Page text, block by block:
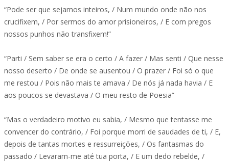
“Pode ser que sejamos inteiros, / Num mundo onde não nos
crucifixem, / Por sermos do amor prisioneiros, / E com pregos
nossos punhos não transfixem!”
“Parti / Sem saber se era o certo / A fazer / Mas senti / Que nesse
nosso deserto / De onde se ausentou / O prazer / Foi só o que
me restou / Pois não mais te amava / De nós já nada havia / E
aos poucos se devastava / O meu resto de Poesia”
“Mas o verdadeiro motivo eu sabia, / Mesmo que tentasse me
convencer do contrário, / Foi porque morri de saudades de ti, / E,
depois de tantas mortes e ressurreições, / Os fantasmas do
passado / Levaram-me até tua porta, / E um dedo rebelde, /